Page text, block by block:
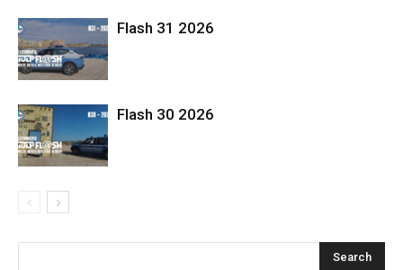
Flash 31 2026
Flash 30 2026